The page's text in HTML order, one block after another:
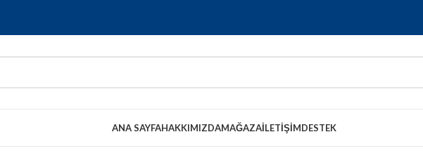
ANA SAYFAHAKKIMIZDAMAĞAZAİLETIŞIMDESTEK